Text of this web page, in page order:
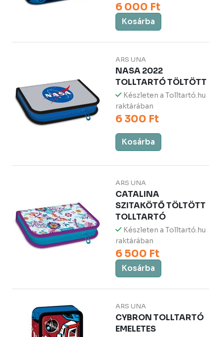
6 000 Ft
Kosárba
ARS UNA
NASA 2022
TOLLTARTÓ TÖLTÖTT
Készleten a Tolltartó.hu
raktárában
6 300 Ft
Kosárba
ARS UNA
CATALINA
SZITAKÖTŐ TÖLTÖTT
TOLLTARTÓ
Készleten a Tolltartó.hu
raktárában
6 500 Ft
Kosárba
ARS UNA
CYBRON TOLLTARTÓ
EMELETES